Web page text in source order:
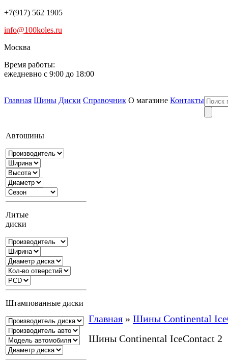
+7(917) 562 1905
info@100koles.ru
Москва
Время работы:
ежедневно с 9:00 до 18:00
Главная Шины Диски Справочник О магазине Контакты
Автошины
Литые
диски
Штампованные диски
Главная » Шины Continental
Шины Continental IceContact 2